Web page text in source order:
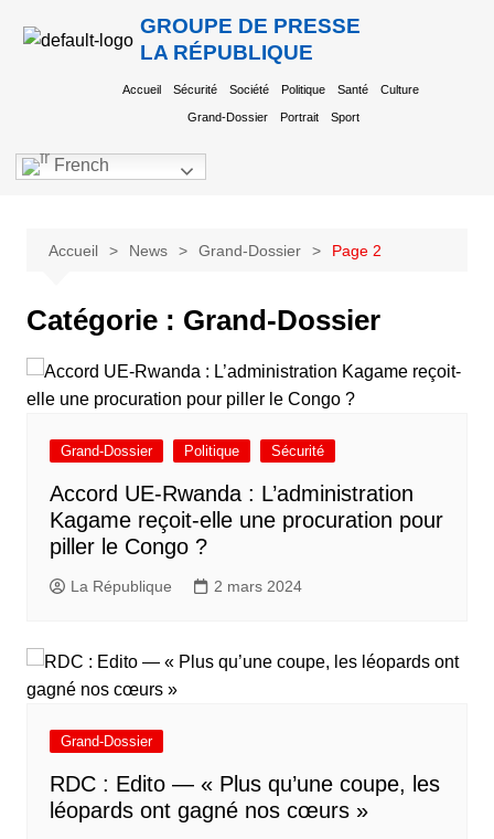
GROUPE DE PRESSE
LA RÉPUBLIQUE
Accueil Sécurité Société Politique Santé Culture
Grand-Dossier Portrait Sport
French
Accueil News Grand-Dossier Page 2
Catégorie : Grand-Dossier
Grand-Dossier Politique Sécurité
Accord UE-Rwanda : L’administration
Kagame reçoit-elle une procuration pour
piller le Congo ?
La République 2 mars 2024
Grand-Dossier
RDC : Edito — « Plus qu’une coupe, les
léopards ont gagné nos cœurs »